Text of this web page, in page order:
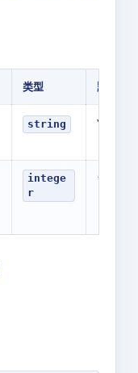
类型 默认值
string
intege
r
1